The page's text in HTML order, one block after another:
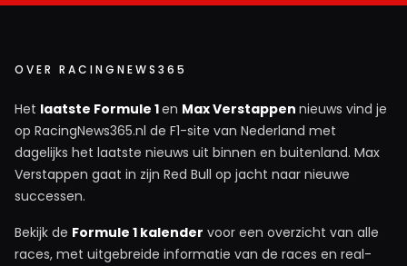
maar gas blijven geven en zul je moeten afremmen en
te gaan. Ik heb het idee dat ze dit verhaal naar buiten
brengen nu vanwege de publieke opinie. Ze hebben
bakken met kritiek over zich heen gehad over de
manier hoe ze het hebben afgehandeld. Hadden ze
dat gedaan volgens de papaya rules dan had Norris
wellicht minder ingelopen op Piastri.
OVER RACINGNEWS365
Het laatste Formule 1en Max Verstappen nieuws vind je
op RacingNews365.nl de F1-site van Nederland met
dagelijks het laatste nieuws uit binnen en buitenland. Max
Verstappen gaat in zijn Red Bull op jacht naar nieuwe
successen.
Bekijk de Formule 1 kalender voor een overzicht van alle
races, met uitgebreide informatie van de races en real-